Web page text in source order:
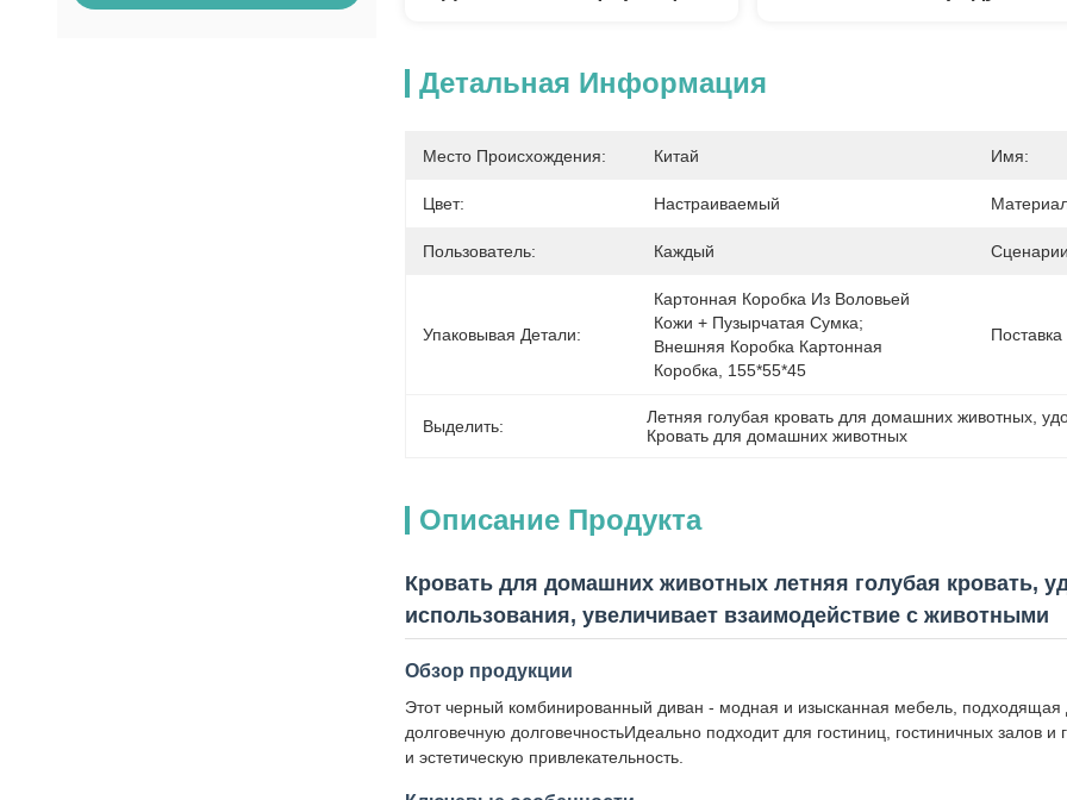
Детальная Информация
Место Происхождения: Китай Имя:
Цвет: Настраиваемый
Пользователь: Каждый
Упаковывая Детали:
Картонная Коробка Из Воловьей
Кожи + Пузырчатая Сумка;
Внешняя Коробка Картонная
Коробка, 155*55*45
Выделить: Летняя голубая кровать для домашних животных ,
Кровать для домашних животных
Описание Продукта
Кровать для домашних животных летняя голубая кровать,
использования, увеличивает взаимодействие с животными
Обзор продукции
Этот черный комбинированный диван - модная и изысканная мебель, подходящая
долговечную долговечностьИдеально подходит для гостиниц, гостиничных залов
и эстетическую привлекательность.